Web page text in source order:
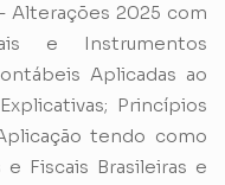
Alterações 2025 com
e Instrumentos
Aplicadas ao
Princípios
tendo como
Fiscais Brasileiras e